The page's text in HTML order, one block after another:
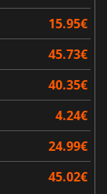
15.95€
45.73€
40.35€
4.24€
24.99€
45.02€